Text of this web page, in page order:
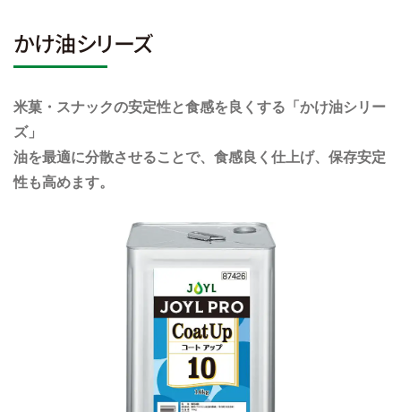
かけ油シリーズ
米菓・スナックの安定性と食感を良くする「かけ油シリー
ズ」
油を最適に分散させることで、食感良く仕上げ、保存安定
性も高めます。